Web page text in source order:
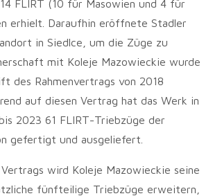
FLIRT (10 für Masowien und 4 für
erhielt. Daraufhin eröffnete Stadler
in Siedlce, um die Züge zu
mit Koleje Mazowieckie wurde
des Rahmenvertrags von 2018
auf diesen Vertrag hat das Werk in
2023 61 FLIRT-Triebzüge der
gefertigt und ausgeliefert.
wird Koleje Mazowieckie seine
fünfteilige Triebzüge erweitern,